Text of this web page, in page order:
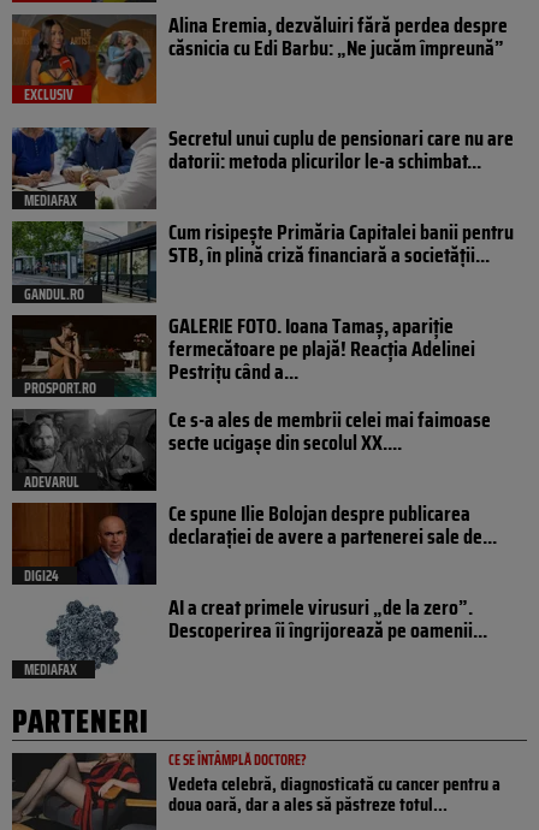
EXCLUSIV
Alina Eremia, dezvăluiri fără perdea despre
căsnicia cu Edi Barbu: „Ne jucăm împreună”
MEDIAFAX
Secretul unui cuplu de pensionari care nu are
datorii: metoda plicurilor le-a schimbat...
GANDUL.RO
Cum risipește Primăria Capitalei banii pentru
STB, în plină criză financiară a societății...
PROSPORT.RO
GALERIE FOTO. Ioana Tamaş, apariție
fermecătoare pe plajă! Reacția Adelinei
Pestrițu când a...
ADEVARUL
Ce s-a ales de membrii celei mai faimoase
secte ucigașe din secolul XX....
DIGI24
Ce spune Ilie Bolojan despre publicarea
declarației de avere a partenerei sale de...
MEDIAFAX
AI a creat primele virusuri „de la zero”.
Descoperirea îi îngrijorează pe oamenii...
PARTENERI
CE SE ÎNTÂMPLĂ DOCTORE?
Vedeta celebră, diagnosticată cu cancer pentru a
doua oară, dar a ales să păstreze totul...